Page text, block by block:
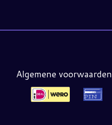
Algemene voorwaarden